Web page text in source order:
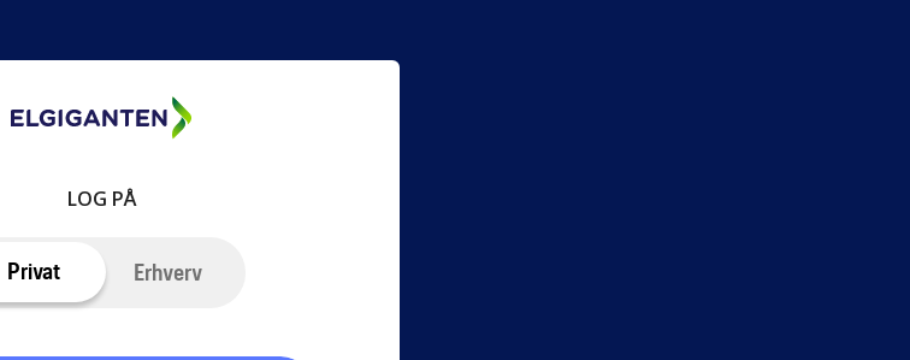
LOG PÅ
Privat Erhverv